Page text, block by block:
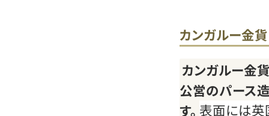
カンガルー金貨
カンガルー金
公営のパース
す。 表面には英